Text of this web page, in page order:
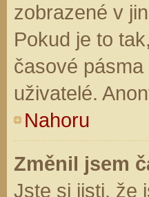
zobrazené v
Pokud je to
časové
uživatelé.
Nahoru
Změnil jsem
Jste si jisti, že